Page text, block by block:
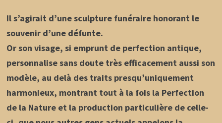
Il s’agirait d’une sculpture funéraire honorant le
souvenir d’une défunte.
Or son visage, si emprunt de perfection antique,
personnalise sans doute très efficacement aussi son
modèle, au delà des traits presqu’uniquement
harmonieux, montrant tout à la fois la Perfection
de la Nature et la production particulière de celle-